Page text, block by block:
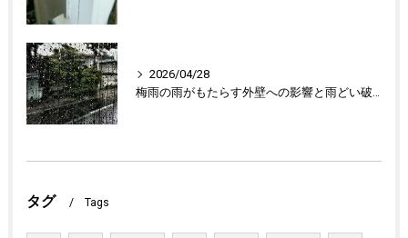
2026/04/28
梅雨の雨がもたらす外壁への影響と雨どい破損の懸念点
タグ Tags